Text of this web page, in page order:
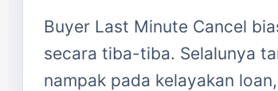
Buyer Last Minute Cancel
secara tiba-tiba. Selalunya
nampak pada kelayakan